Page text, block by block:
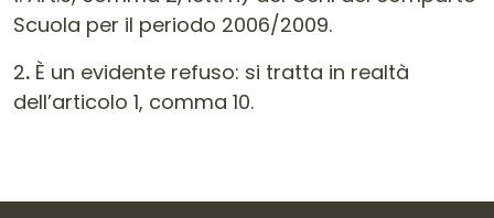
Scuola per il periodo 2006/2009.
2. È un evidente refuso: si tratta in realtà
dell’articolo 1, comma 10.